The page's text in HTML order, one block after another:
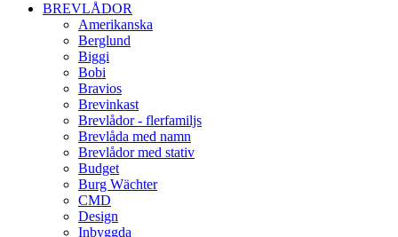
BREVLÅDOR
Amerikanska
Berglund
Biggi
Bobi
Bravios
Brevinkast
Brevlådor - flerfamiljs
Brevlåda med namn
Brevlådor med stativ
Budget
Burg Wächter
CMD
Design
Inbyggda